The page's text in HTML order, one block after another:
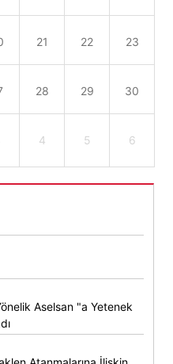
21 22 23
28 29 30
4 5 6
Aselsan "a Yetenek